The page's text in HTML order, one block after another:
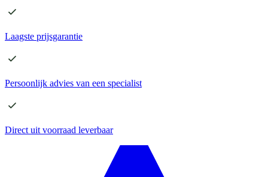
Laagste prijsgarantie
Persoonlijk advies van een specialist
Direct uit voorraad leverbaar